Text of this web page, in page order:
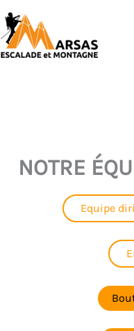
Aller
au
contenu
NOTRE
Equipe